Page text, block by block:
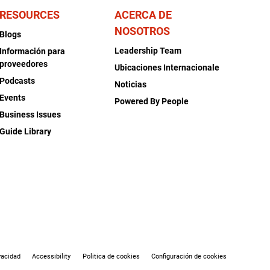
RESOURCES
Blogs
Información para
proveedores
Podcasts
Events
Business Issues
Guide Library
ACERCA DE
NOSOTROS
Leadership Team
Ubicaciones Internacionale
Noticias
Powered By People
Accessibility Politica de cookies Configuración de cookies